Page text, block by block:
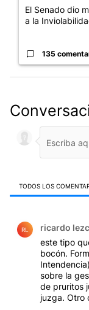
El Senado dio
a la
135
TODOS LOS
RL ricardo
este tipo
bocón.
sobre la
de pruritos
juzga. Otro